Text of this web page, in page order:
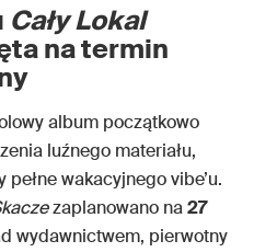
Cały Lokal
na termin
album początkowo
luźnego materiału,
wakacyjnego vibe’u.
zaplanowano na27
wydawnictwem, pierwotny